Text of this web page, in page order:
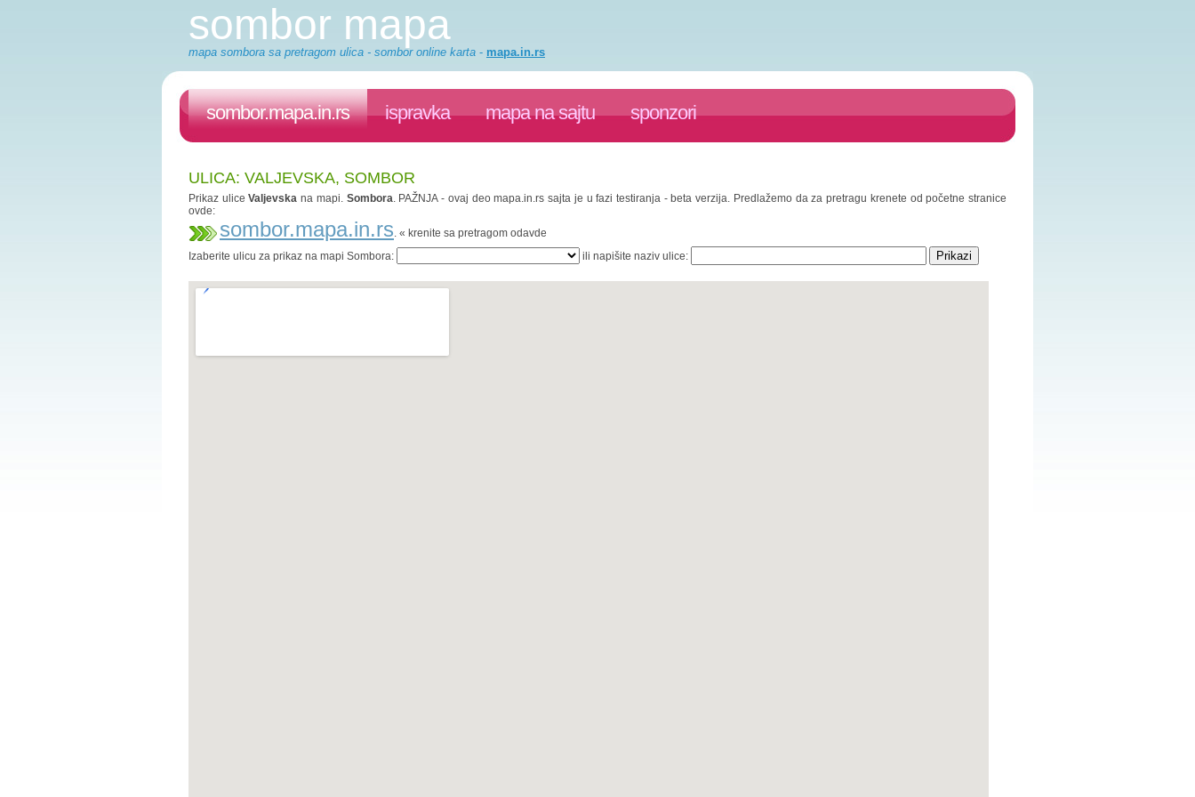
sombor mapa
mapa sombora sa pretragom ulica - sombor online karta - mapa.in.rs
sombor.mapa.in.rs ispravka mapa na sajtu sponzori
ULICA: VALJEVSKA, SOMBOR
Prikaz uliceValjevska na mapi. Sombora. PAŽNJA - ovaj deo mapa.in.rs sajta je u fazi testiranja - beta verzija. Predlažemo da za pretragu krenete od početne stranice
ovde:
sombor.mapa.in.rs. « krenite sa pretragom odavde
Izaberite ulicu za prikaz na mapi Sombora:
ili napišite naziv ulice: